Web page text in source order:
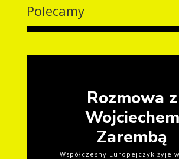
Polecamy
Rozmowa z
Wojciechem
Zarembą
Współczesny Europejczyk żyje